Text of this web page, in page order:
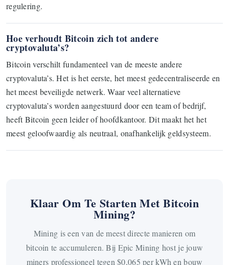
regulering.
Hoe verhoudt Bitcoin zich tot andere
cryptovaluta’s?
Bitcoin verschilt fundamenteel van de meeste andere
cryptovaluta’s. Het is het eerste, het meest gedecentraliseerde en
het meest beveiligde netwerk. Waar veel alternatieve
cryptovaluta’s worden aangestuurd door een team of bedrijf,
heeft Bitcoin geen leider of hoofdkantoor. Dit maakt het het
meest geloofwaardig als neutraal, onafhankelijk geldsysteem.
Klaar Om Te Starten Met Bitcoin
Mining?
Mining is een van de meest directe manieren om
bitcoin te accumuleren. Bij Epic Mining host je jouw
miners professioneel tegen $0,065 per kWh en bouw